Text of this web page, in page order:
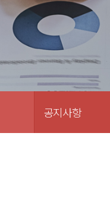
공지사항